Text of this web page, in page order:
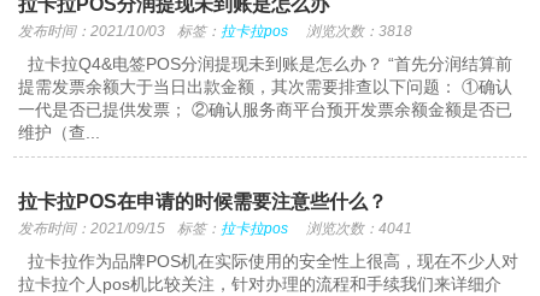
拉卡拉POS分润提现未到账是怎么办
发布时间：2021/10/03 标签： 拉卡拉pos 浏览次数：3818
拉卡拉Q4&电签POS分润提现未到账是怎么办？ “首先分润结算前
提需发票余额大于当日出款金额，其次需要排查以下问题： ①确认
一代是否已提供发票； ②确认服务商平台预开发票余额金额是否已
维护（查...
拉卡拉POS在申请的时候需要注意些什么？
发布时间：2021/09/15 标签： 拉卡拉pos 浏览次数：4041
拉卡拉作为品牌POS机在实际使用的安全性上很高，现在不少人对
拉卡拉个人pos机比较关注，针对办理的流程和手续我们来详细介